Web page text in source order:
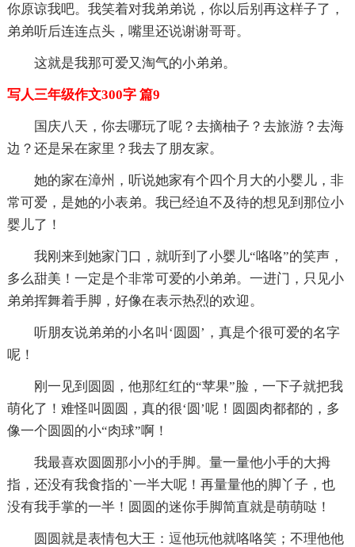
你原谅我吧。我笑着对我弟弟说，你以后别再这样子了，
弟弟听后连连点头，嘴里还说谢谢哥哥。
这就是我那可爱又淘气的小弟弟。
写人三年级作文300字 篇9
国庆八天，你去哪玩了呢？去摘柚子？去旅游？去海
边？还是呆在家里？我去了朋友家。
她的家在漳州，听说她家有个四个月大的小婴儿，非
常可爱，是她的小表弟。我已经迫不及待的想见到那位小
婴儿了！
我刚来到她家门口，就听到了小婴儿“咯咯”的笑声，
多么甜美！一定是个非常可爱的小弟弟。一进门，只见小
弟弟挥舞着手脚，好像在表示热烈的欢迎。
听朋友说弟弟的小名叫‘圆圆’，真是个很可爱的名字
呢！
刚一见到圆圆，他那红红的“苹果”脸，一下子就把我
萌化了！难怪叫圆圆，真的很‘圆’呢！圆圆肉都都的，多
像一个圆圆的小“肉球”啊！
我最喜欢圆圆那小小的手脚。量一量他小手的大拇
指，还没有我食指的`一半大呢！再量量他的脚丫子，也
没有我手掌的一半！圆圆的迷你手脚简直就是萌萌哒！
圆圆就是表情包大王：逗他玩他就咯咯笑；不理他他